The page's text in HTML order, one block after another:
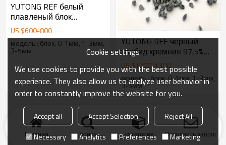
YUTONG REF белый
плавленый блок
глинозема для
огнеупорного
плавленого оксида
магния
US $600-800
модель : блок, 0-1мм, 1-3мм,
3-5мм
YUTONG REF черный
карбид кремния 97,5%
SiC для огнеупоров
US $1200-1300
модель : блок, 0-1мм, 1-3мм,
3-5мм
продукт Ключевые слова блог Новости
случай
ЧАВО
Дружные ссылки
Заявление о конфиденциальности
Главная поиск категория Отправить запрос
Cookie settings
We use cookies to provide you with the best possible
experience. They also allow us to analyze user behavior in
order to constantly improve the website for you.
Accept all Accept Selection
Reject All
Necessary
Analytics Preferences Marketing